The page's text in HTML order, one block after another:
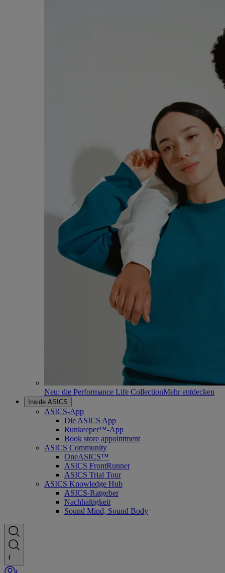
Neu: die Performance Life CollectionMehr entdecken
Inside ASICS
ASICS-App
Die ASICS App
Runkeeper™-App
Book store appointment
ASICS Community
OneASICS™
ASICS FrontRunner
ASICS Trial Tour
ASICS Knowledge Hub
ASICS-Ratgeber
Nachhaltigkeit
Sound Mind, Sound Body